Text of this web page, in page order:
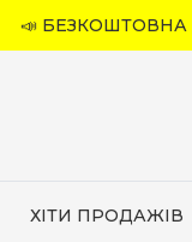
📣 БЕЗКОШТОВНА
ХІТИ ПРОДАЖІВ